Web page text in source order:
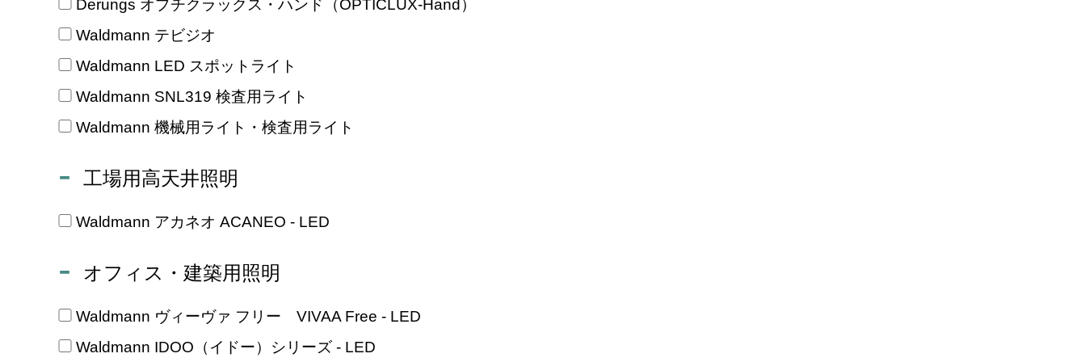
Derungs オプチクラックス・ハンド（OPTICLUX-Hand）
Waldmann テビジオ
Waldmann LED スポットライト
Waldmann SNL319 検査用ライト
Waldmann 機械用ライト・検査用ライト
工場用高天井照明
Waldmann アカネオ ACANEO - LED
オフィス・建築用照明
Waldmann ヴィーヴァ フリー VIVAA Free - LED
Waldmann IDOO（イドー）シリーズ - LED